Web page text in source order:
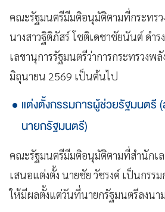
คณะรัฐมนตรีมีมติอนุมัติตามที่กระทรว
นางสาวฐิติภัสร์ โชติเดชาชัยนันต์ ดำ
เลขานุการรัฐมนตรีว่าการกระทรวงพ
มิถุนายน 2569 เป็นต้นไป
แต่งตั้งกรรมการผู้ช่วยรัฐมนตรี
นายกรัฐมนตรี)
คณะรัฐมนตรีมีมติอนุมัติตามที่สำนักเ
เสนอแต่งตั้ง นายชัย วัชรงค์ เป็นกรร
ให้มีผลตั้งแต่วันที่นายกรัฐมนตรีลงนา